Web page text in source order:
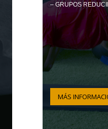
– GRUPOS
MÁS